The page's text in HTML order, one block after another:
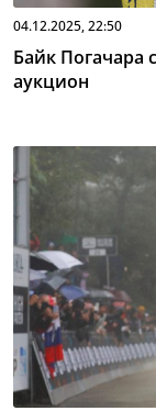
04.12.2025, 22:50
Байк Погачара
аукцион